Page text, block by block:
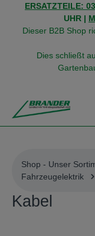
springen
ERSATZTEILE:
UHR |
Dieser B2B Shop
Dies schließt
Shop - Unser
Fahrzeugelektrik
Kabel